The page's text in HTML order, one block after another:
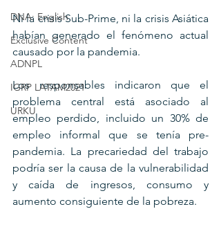
DNA: English
Exclusive Content
ADNPL
IGRP LATAM2021
URKU
Ni la crisis Sub-Prime, ni la crisis Asiática
habían generado el fenómeno actual
causado por la pandemia.
Los responsables indicaron que el
problema central está asociado al
empleo perdido, incluido un 30% de
empleo informal que se tenía pre-
pandemia. La precariedad del trabajo
podría ser la causa de la vulnerabilidad
y caída de ingresos, consumo y
aumento consiguiente de la pobreza.